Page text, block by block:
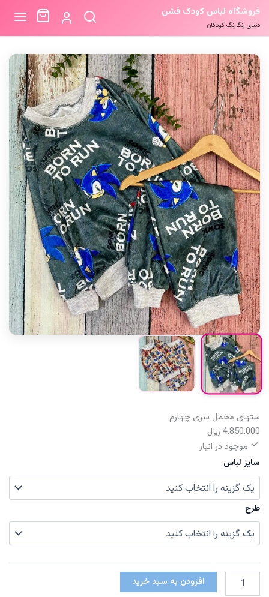
فروشگاه لباس کودک فشن
دنیای رنگارنگ کودکان
ستهای مخمل سری چهارم
4,850,000 ﷼
موجود در انبار
سایز لباس
طرح
ستهای
مخمل
افزودن به سبد خرید